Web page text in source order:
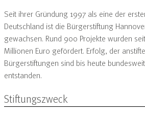
Seit ihrer Gründung 1997 als eine der
Deutschland ist die Bürgerstiftung
gewachsen. Rund 900 Projekte wurden
Millionen Euro gefördert. Erfolg, der
Bürgerstiftungen sind bis heute
entstanden.
Stiftungszweck